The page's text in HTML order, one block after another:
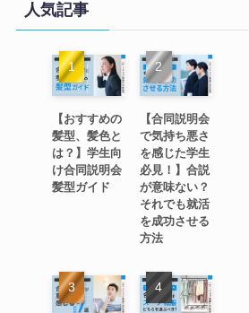
人気記事
【おすすめの
髪型、髪色と
は？】学生向
け合同説明会
髪型ガイド
【合同説明会
で気持ち悪さ
を感じた学生
必見！】合説
が意味ない？
それでも就活
を成功させる
方法